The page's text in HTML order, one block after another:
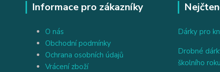
Informace pro zákazníky
O nás
Obchodní podmínky
Ochrana osobních údajů
Vrácení zboží
Dárky pro
Drobné
školního roku